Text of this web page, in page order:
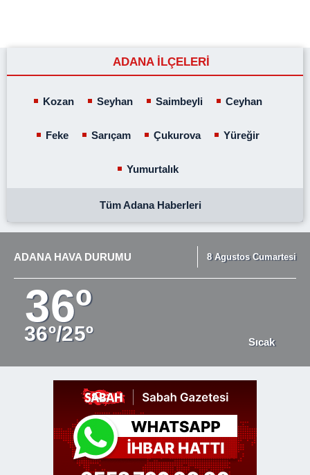
ADANA İLÇELERİ
Kozan Seyhan Saimbeyli Ceyhan
Feke Sarıçam Çukurova Yüreğir
Yumurtalık
Tüm Adana Haberleri
ADANA HAVA DURUMU 8 Agustos Cumartesi
36º
36º/25º Sıcak